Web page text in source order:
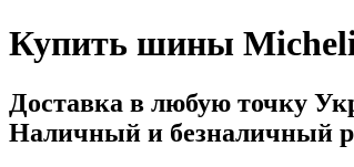
Купить шины
Доставка в любую точку
Наличный и безналичный